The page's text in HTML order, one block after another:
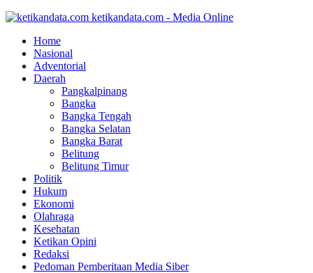
ketikandata.com - Media Online
Home
Nasional
Adventorial
Daerah
Pangkalpinang
Bangka
Bangka Tengah
Bangka Selatan
Bangka Barat
Belitung
Belitung Timur
Politik
Hukum
Ekonomi
Olahraga
Kesehatan
Ketikan Opini
Redaksi
Pedoman Pemberitaan Media Siber